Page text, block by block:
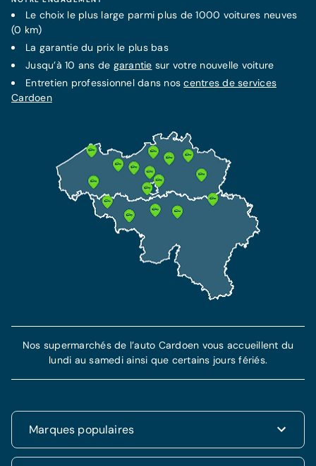
Le choix le plus large parmi plus de 1000 voitures neuves
(0 km)
La garantiedu prix le plus bas
Jusqu’à 10 ans de garantie sur votre nouvelle voiture
Entretien professionnel dans noscentres de services
Cardoen
Marques populaires
Nos supermarchés de l’auto Cardoen vous accueillent du
lundi au samedi ainsi que certains jours fériés.